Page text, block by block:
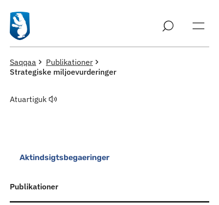
Saqqaa
Publikationer
Strategiske miljoevurderinger
Atuartiguk
Aktindsigtsbegaeringer
Publikationer